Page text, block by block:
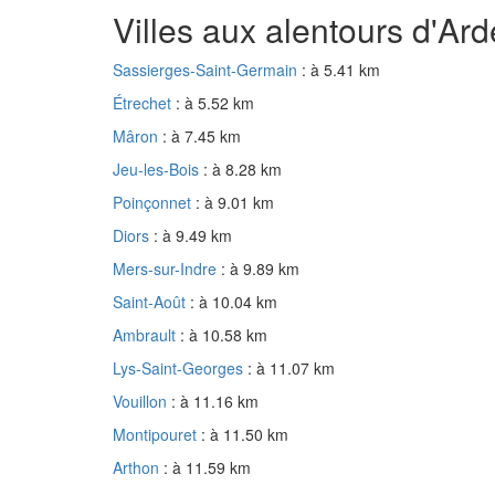
Villes aux alentours
Sassierges-Saint-Germain : à 5.41 km
Étrechet : à 5.52 km
Mâron : à 7.45 km
Jeu-les-Bois : à 8.28 km
Poinçonnet : à 9.01 km
Diors : à 9.49 km
Mers-sur-Indre : à 9.89 km
Saint-Août : à 10.04 km
Ambrault : à 10.58 km
Lys-Saint-Georges : à 11.07 km
Vouillon : à 11.16 km
Montipouret : à 11.50 km
Arthon : à 11.59 km